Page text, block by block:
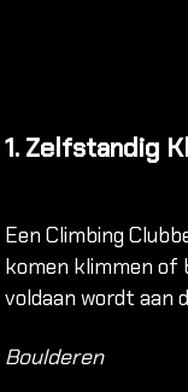
1. Zelfstandig
Een Climbing
komen klimmen of
voldaan wordt aan
Boulderen